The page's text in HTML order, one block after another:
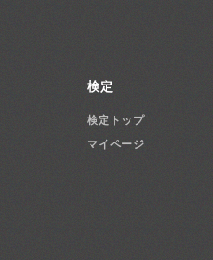
検定
検定トップ
マイページ